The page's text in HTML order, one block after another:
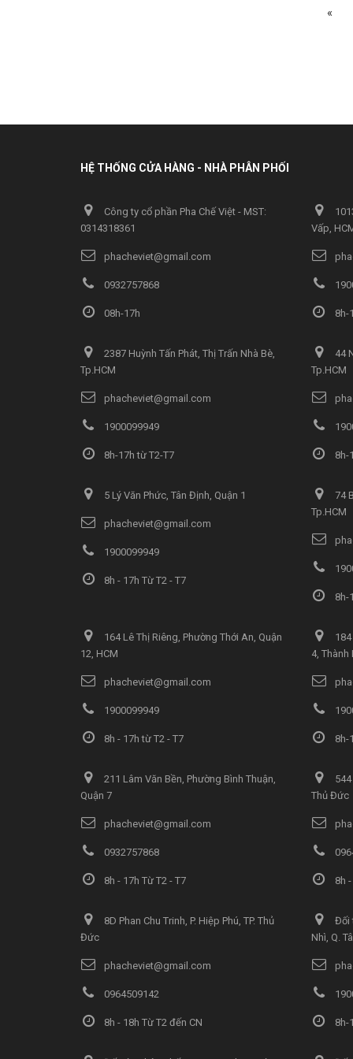
«
HỆ THỐNG CỬA HÀNG - NHÀ PHÂN PHỐI
Công ty cổ phần Pha Chế Việt - MST:
0314318361
phacheviet@gmail.com
0932757868
08h-17h
Vấp,
8h-
2387 Huỳnh Tấn Phát, Thị Trấn Nhà Bè,
Tp.HCM
phacheviet@gmail.com
1900099949
8h-17h từ T2-T7
44
Tp.HCM
8h-
5 Lý Văn Phức, Tân Định, Quận 1
phacheviet@gmail.com
1900099949
8h - 17h Từ T2 - T7
74
Tp.HCM
8h-
164 Lê Thị Riêng, Phường Thới An, Quận
12, HCM
phacheviet@gmail.com
1900099949
8h - 17h từ T2 - T7
4, Thành
8h-
211 Lâm Văn Bền, Phường Bình Thuận,
Quận 7
phacheviet@gmail.com
0932757868
8h - 17h Từ T2 - T7
Thủ Đức
8h
8D Phan Chu Trinh, P. Hiệp Phú, TP. Thủ
Đức
phacheviet@gmail.com
0964509142
8h - 18h Từ T2 đến CN
Đối
Nhì, Q.
8h-